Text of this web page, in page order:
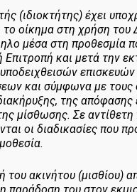
(ιδιοκτήτης) έχει
οίκημα στη χρήση του
μέσα στη προθεσμία
Επιτροπή και μετά την
επισκευών
και σύμφωνα με τους
της απόφασης
μίσθωσης. Σε
οι διαδικασίες που
του ακινήτου (μισθίου)